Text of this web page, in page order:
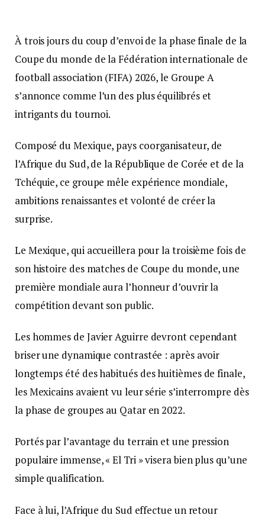
À trois jours du coup d’envoi de la phase finale de la
Coupe du monde de la Fédération internationale de
football association (FIFA) 2026, le Groupe A
s’annonce comme l’un des plus équilibrés et
intrigants du tournoi.
Composé du Mexique, pays coorganisateur, de
l’Afrique du Sud, de la République de Corée et de la
Tchéquie, ce groupe mêle expérience mondiale,
ambitions renaissantes et volonté de créer la
surprise.
Le Mexique, qui accueillera pour la troisième fois de
son histoire des matches de Coupe du monde, une
première mondiale aura l’honneur d’ouvrir la
compétition devant son public.
Les hommes de Javier Aguirre devront cependant
briser une dynamique contrastée : après avoir
longtemps été des habitués des huitièmes de finale,
les Mexicains avaient vu leur série s’interrompre dès
la phase de groupes au Qatar en 2022.
Portés par l’avantage du terrain et une pression
populaire immense, « El Tri » visera bien plus qu’une
simple qualification.
Face à lui, l’Afrique du Sud effectue un retour